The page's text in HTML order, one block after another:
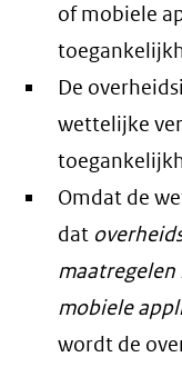
of mobiele
De
wettelijke
Omdat de
dat
maatregelen
mobiele
wordt de